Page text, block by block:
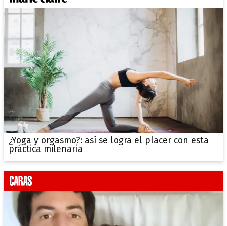
¿Yoga y orgasmo?: así se logra el placer con esta
práctica milenaria